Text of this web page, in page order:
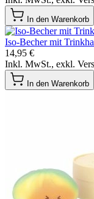
In den Warenkorb
Iso-Becher mit
14,95 €
Inkl. MwSt., exkl.
In den Warenkorb